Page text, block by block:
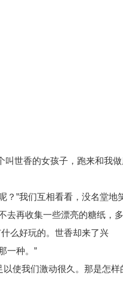
叫世香的女孩子，跑来和我做
？”我们互相看看，没名堂地
去再收集一些漂亮的糖纸，
么好玩的。世香却来了兴
一种。”
使我们激动很久。那是怎样